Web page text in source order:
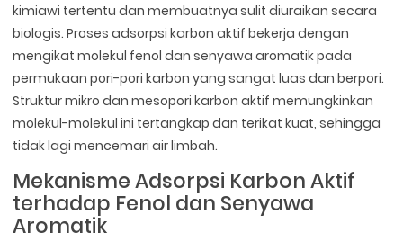
kimiawi tertentu dan membuatnya sulit diuraikan secara
biologis. Proses adsorpsi karbon aktif bekerja dengan
mengikat molekul fenol dan senyawa aromatik pada
permukaan pori-pori karbon yang sangat luas dan berpori.
Struktur mikro dan mesopori karbon aktif memungkinkan
molekul-molekul ini tertangkap dan terikat kuat, sehingga
tidak lagi mencemari air limbah.
Mekanisme Adsorpsi Karbon Aktif
terhadap Fenol dan Senyawa
Aromatik